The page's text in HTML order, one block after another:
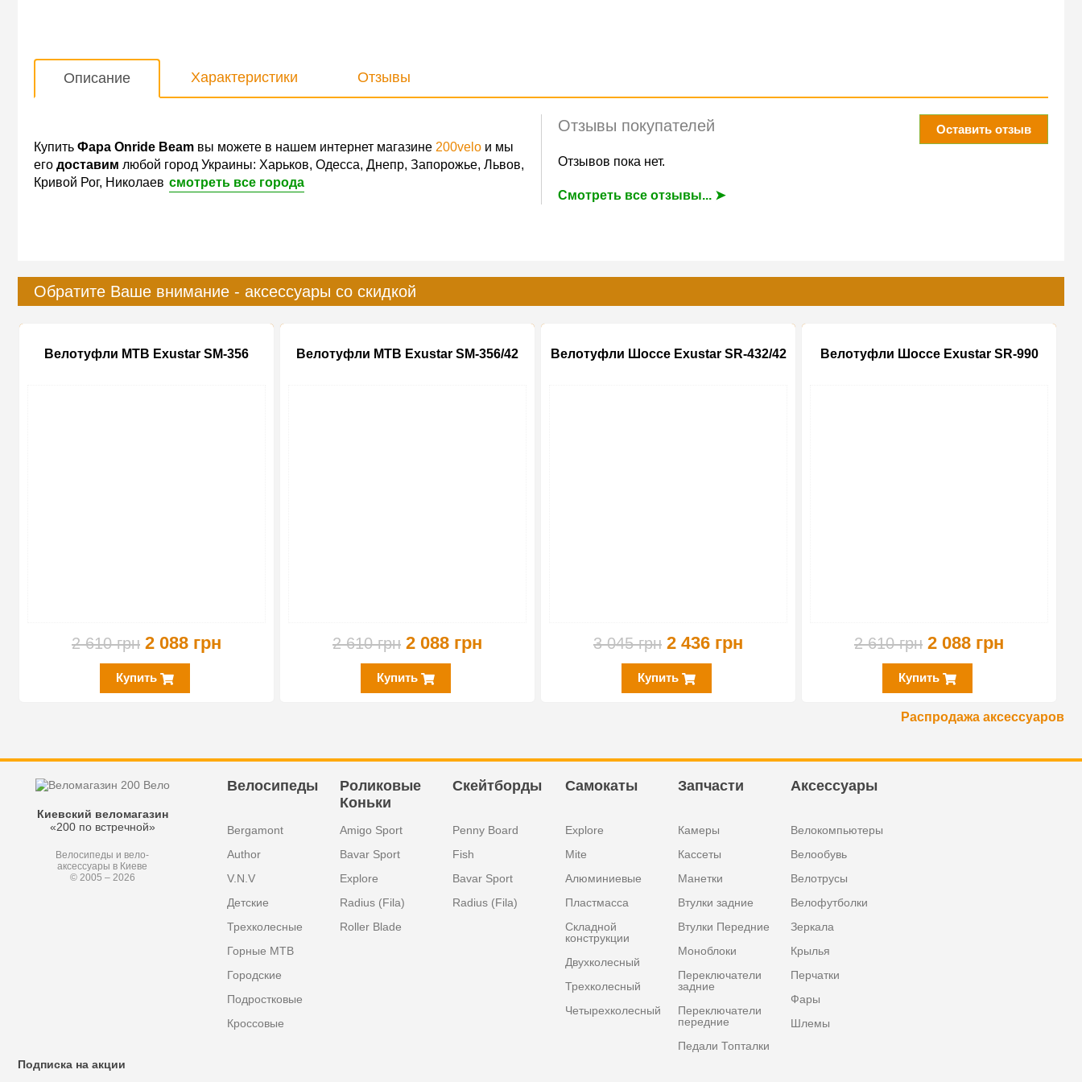
Описание Характеристики Отзывы
Оставить отзыв
Отзывы покупателей
Отзывов пока нет.
Смотреть все отзывы... ➤
Купить Фара Onride Beam вы можете в нашем интернет магазине 200velo и мы
его доставим любой город Украины: Харьков, Одесса, Днепр, Запорожье, Львов,
Кривой Рог, Николаев смотреть все города
Обратите Ваше внимание - аксессуары со скидкой
Велотуфли MTB Exustar SM-356
2 610 грн 2 088 грн
Купить
Велотуфли MTB Exustar SM-356/42
2 610 грн 2 088 грн
Купить
Велотуфли Шоссе Exustar SR-432/42
3 045 грн 2 436 грн
Купить
Велотуфли Шоссе Exustar SR-990
2 610 грн 2 088 грн
Купить
Распродажа аксессуаров
Киевский веломагазин
«200 по встречной»
Велосипеды и вело-
аксессуары в Киеве
© 2005 – 2026
Велосипеды
Bergamont
Author
V.N.V
Детские
Трехколесные
Горные MTB
Городские
Подростковые
Кроссовые
Роликовые
Коньки
Amigo Sport
Bavar Sport
Explore
Radius (Fila)
Roller Blade
Скейтборды
Penny Board
Fish
Bavar Sport
Radius (Fila)
Самокаты
Explore
Mite
Алюминиевые
Пластмасса
Складной
конструкции
Двухколесный
Трехколесный
Четырехколесный
Запчасти
Камеры
Кассеты
Манетки
Втулки задние
Втулки Передние
Моноблоки
Переключатели
задние
Переключатели
передние
Педали Топталки
Аксессуары
Велокомпьютеры
Велообувь
Велотрусы
Велофутболки
Зеркала
Крылья
Перчатки
Фары
Шлемы
Подписка на акции